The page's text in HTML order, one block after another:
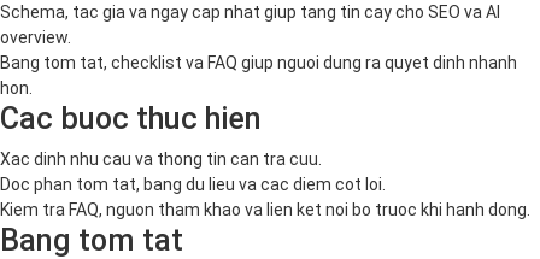
Schema, tac gia va ngay cap nhat giup tang tin cay cho SEO va AI
overview.
Bang tom tat, checklist va FAQ giup nguoi dung ra quyet dinh nhanh
hon.
Cac buoc thuc hien
Xac dinh nhu cau va thong tin can tra cuu.
Doc phan tom tat, bang du lieu va cac diem cot loi.
Kiem tra FAQ, nguon tham khao va lien ket noi bo truoc khi hanh dong.
Bang tom tat